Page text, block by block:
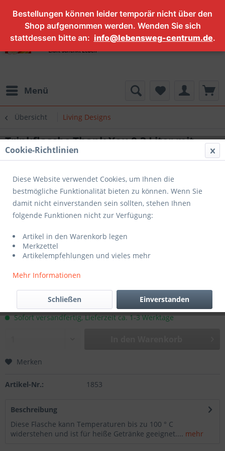
Bestellungen können leider temporär nicht über den
Shop aufgenommen werden. Wenden Sie sich
stattdessen bitte an: info@lebensweg-centrum.de.
Menü
Übersicht Living Designs
Trinkflasche Thank You 0,3 Liter mit
Blume des Lebens
35,90 € *
Sofort versandfertig, Lieferzeit ca. 1-3 Werktage
Merken
Artikel-Nr.: 1853
Beschreibung
Diese Flasche kann Temperaturen bis zu 100 ° C
widerstehen und ist für heiße Getränke geeignet.... mehr
Cookie-Richtlinien
Diese Website verwendet Cookies, um Ihnen die
bestmögliche Funktionalität bieten zu können. Wenn Sie
damit nicht einverstanden sein sollten, stehen Ihnen
folgende Funktionen nicht zur Verfügung:
Artikel in den Warenkorb legen
Merkzettel
Artikelempfehlungen und vieles mehr
Mehr Informationen
Einverstanden
Schließen